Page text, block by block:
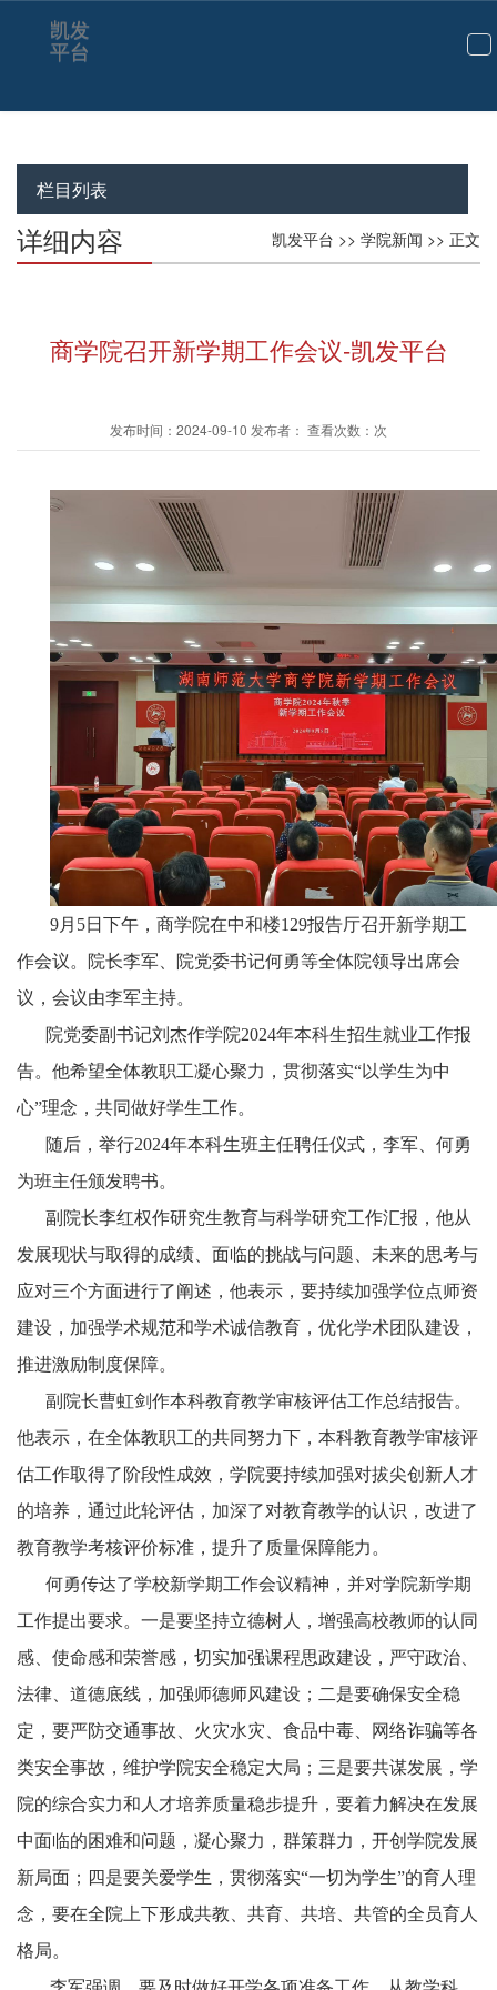
切
航
凯发
平台
栏目列表
凯发平台 >> 学院新闻 >> 正文
详细内容
商学院召开新学期工作会议-凯发平台
发布时间：2024-09-10 发布者： 查看次数：次
9月5日下午，商学院在中和楼129报告厅召开新学期工
作会议。院长李军、院党委书记何勇等全体院领导出席会
议，会议由李军主持。
院党委副书记刘杰作学院2024年本科生招生就业工作报
告。他希望全体教职工凝心聚力 ，贯彻落实“以学生为中
心”理念，共同做好学生工作。
随后，举行2024年本科生班主任聘任仪式，李军、何勇
为班主任颁发聘书。
副院长李红权作研究生教育与科学研究工作汇报，他从
发展现状与取得的成绩、面临的挑战与问题、未来的思考与
应对三个方面进行了阐述，他表示，要持续加强学位点师资
建设，加强学术规范和学术诚信教育，优化学术团队建设，
推进激励制度保障。
副院长曹虹剑作本科教育教学审核评估工作总结报告。
他表示，在全体教职工的共同努力下，本科教育教学审核评
估工作取得了阶段性成效，学院要持续加强对拔尖创新人才
的培养，通过此轮评估，加深了对教育教学的认识，改进了
教育教学考核评价标准，提升了质量保障能力。
何勇传达了学校新学期工作会议精神，并对学院新学期
工作提出要求。一是要坚持立德树人，增强高校教师的认同
感、使命感和荣誉感，切实加强课程思政建设，严守政治、
法律、道德底线，加强师德师风建设；二是要确保安全稳
定，要严防交通事故、火灾水灾、食品中毒、网络诈骗等各
类安全事故，维护学院安全稳定大局；三是要共谋发展，学
院的综合实力和人才培养质量稳步提升，要着力解决在发展
中面临的困难和问题，凝心聚力，群策群力，开创学院发展
新局面；四是要关爱学生，贯彻落实“一切为学生”的育人理
念，要在全院上下形成共教、共育、共培、共管的全员育人
格局。